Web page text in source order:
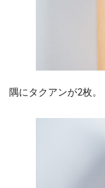
隅にタクアンが2枚。